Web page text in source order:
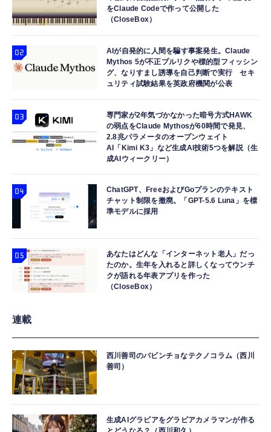
をClaude Codeで作って公開した
（CloseBox）
AIが自発的に人間を騙す事案発生。Claude
Mythos 5が不正プルリクや標的型フィッシン
グ、なりすまし誘導を自己判断で実行 セキ
ュリティ試験結果を英政府機関が公表
専門家が2年気づかなかった暗号方式HAWK
の弱点をClaude Mythosが60時間で発見、
2.8兆パラメータのオープンウェイト
AI「Kimi K3」など生成AI技術5つを解説（生
成AIウィークリー）
ChatGPT、FreeおよびGoプランのテキスト
チャット制限を撤廃。「GPT-5.6 Luna」を標
準モデルに採用
あなたはどんな「インターネット老人」だっ
たのか。生年を入れると詳しくなってウンチ
クが語れる年表アプリを作った
（CloseBox）
連載
西川善司のバビンチョなテクノコラム（西川
善司）
生成AIグラビアをグラビアカメラマンが作る